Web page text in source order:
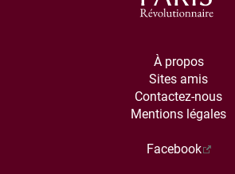
À propos
Sites amis
Contactez-nous
Mentions légales
Facebook